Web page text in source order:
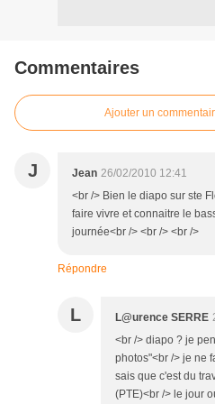
Commentaires
Ajouter un
J Jean 26/02/2010 12:41
<br /> Bien le diapo sur ste
faire vivre et connaitre le
journée<br /> <br /> <br />
Répondre
L L@urence SERRE
<br /> diapo ? je
photos"<br /> je ne
sais que c'est du
(PTE)<br /> le jour